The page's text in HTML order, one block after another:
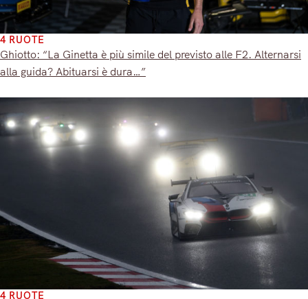
4 RUOTE
Ghiotto: “La Ginetta è più simile del previsto alle F2. Alternarsi
alla guida? Abituarsi è dura…”
4 RUOTE